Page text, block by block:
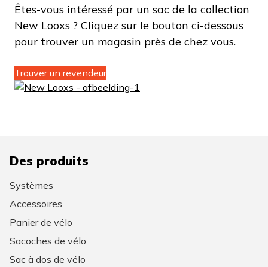
Êtes-vous intéressé par un sac de la collection
New Looxs ? Cliquez sur le bouton ci-dessous
pour trouver un magasin près de chez vous.
Trouver un revendeur
Des produits
Systèmes
Accessoires
Panier de vélo
Sacoches de vélo
Sac à dos de vélo